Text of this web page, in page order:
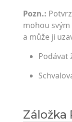
Pozn.:
mohou
a může ji
Podávat
Záložka